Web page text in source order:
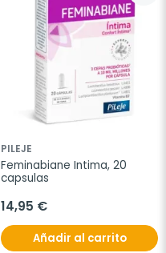
PILEJE
Feminabiane Intima, 20
capsulas
14,95 €
Añadir al carrito